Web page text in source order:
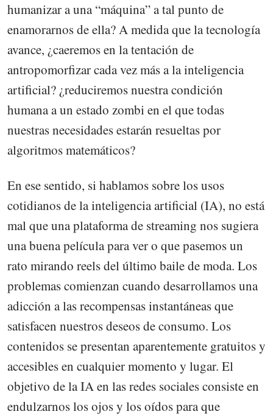
humanizar a una “máquina” a tal punto de
enamorarnos de ella? A medida que la tecnología
avance, ¿caeremos en la tentación de
antropomorfizar cada vez más a la inteligencia
artificial? ¿reduciremos nuestra condición
humana a un estado zombi en el que todas
nuestras necesidades estarán resueltas por
algoritmos matemáticos?
En ese sentido, si hablamos sobre los usos
cotidianos de la inteligencia artificial (IA), no está
mal que una plataforma de streaming nos sugiera
una buena película para ver o que pasemos un
rato mirando reels del último baile de moda. Los
problemas comienzan cuando desarrollamos una
adicción a las recompensas instantáneas que
satisfacen nuestros deseos de consumo. Los
contenidos se presentan aparentemente gratuitos y
accesibles en cualquier momento y lugar. El
objetivo de la IA en las redes sociales consiste en
endulzarnos los ojos y los oídos para que